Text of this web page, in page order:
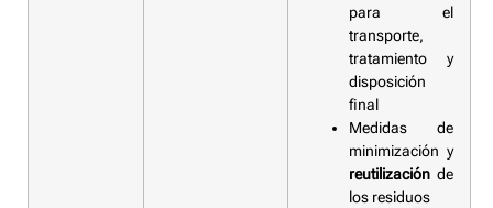
para el
transporte,
tratamiento y
disposición
final
Medidas de
minimización y
reutilización de
los residuos